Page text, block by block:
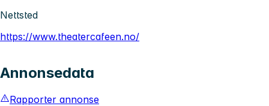
Nettsted
https://www.theatercafeen.no/
Annonsedata
Rapporter annonse